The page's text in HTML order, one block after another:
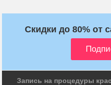
Скидки до 80% от
Запись на процедуры